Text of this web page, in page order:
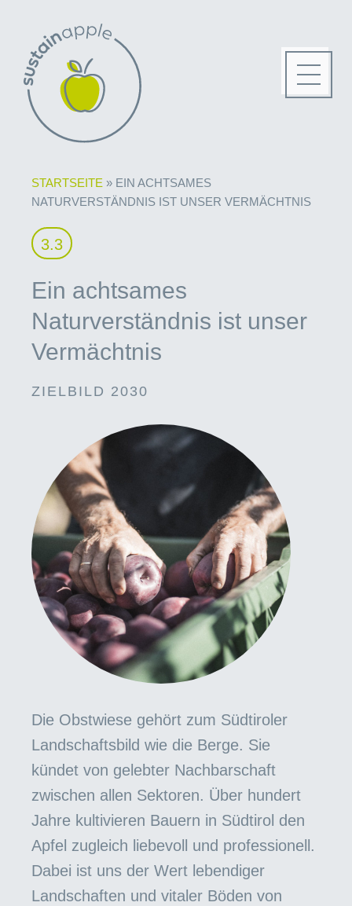
STARTSEITE » EIN ACHTSAMES
NATURVERSTÄNDNIS IST UNSER VERMÄCHTNIS
3.3
Ein achtsames
Naturverständnis ist unser
Vermächtnis
ZIELBILD 2030
Die Obstwiese gehört zum Südtiroler
Landschaftsbild wie die Berge. Sie
kündet von gelebter Nachbarschaft
zwischen allen Sektoren. Über hundert
Jahre kultivieren Bauern in Südtirol den
Apfel zugleich liebevoll und professionell.
Dabei ist uns der Wert lebendiger
Landschaften und vitaler Böden von